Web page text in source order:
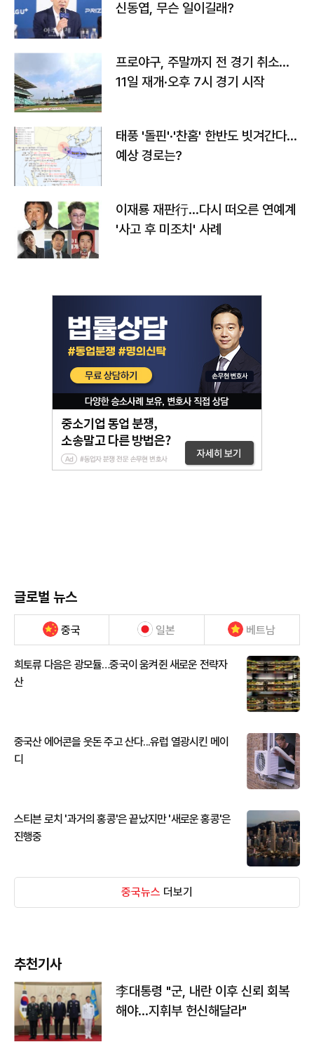
신동엽, 무슨 일이길래?
프로야구, 주말까지 전 경기 취소…
11일 재개·오후 7시 경기 시작
태풍 '돌핀'·'찬홈' 한반도 빗겨간다…
예상 경로는?
이재룡 재판行…다시 떠오른 연예계
'사고 후 미조치' 사례
글로벌 뉴스
중국 일본 베트남
희토류 다음은 광모듈…중국이 움켜쥔 새로운 전략자
산
중국산 에어콘을 웃돈 주고 산다...유럽 열광시킨 메이
디
스티븐 로치 '과거의 홍콩'은 끝났지만 '새로운 홍콩'은
진행중
중국뉴스 더보기
추천기사
李대통령 "군, 내란 이후 신뢰 회복
해야…지휘부 헌신해달라"